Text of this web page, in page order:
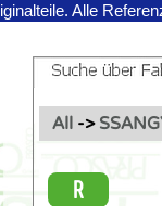
Alle
All->
R